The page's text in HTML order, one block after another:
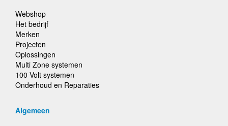
Webshop
Het bedrijf
Merken
Projecten
Oplossingen
Multi Zone systemen
100 Volt systemen
Onderhoud en Reparaties
Algemeen